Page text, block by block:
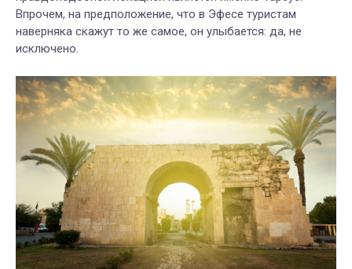
Впрочем, на предположение, что в Эфесе туристам
наверняка скажут то же самое, он улыбается: да, не
исключено.